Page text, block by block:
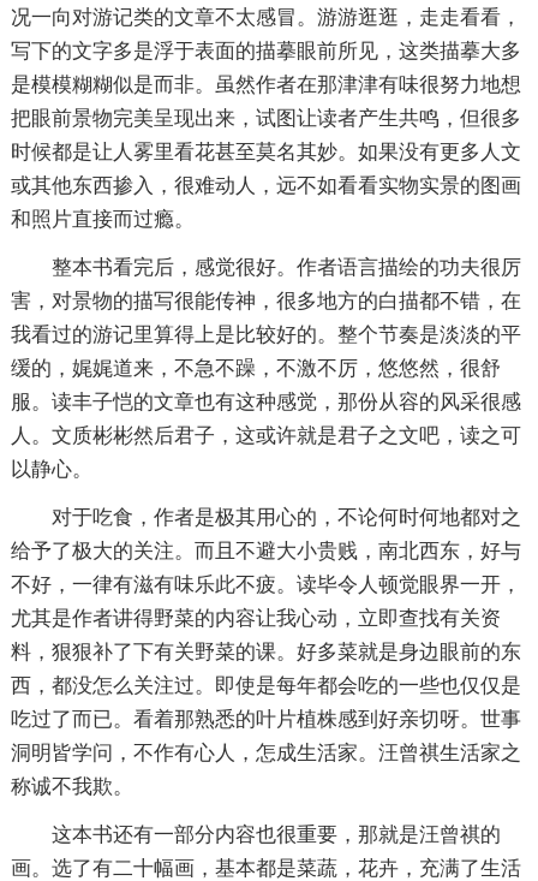
况一向对游记类的文章不太感冒。游游逛逛，走走看看，
写下的文字多是浮于表面的描摹眼前所见，这类描摹大多
是模模糊糊似是而非。虽然作者在那津津有味很努力地想
把眼前景物完美呈现出来，试图让读者产生共鸣，但很多
时候都是让人雾里看花甚至莫名其妙。如果没有更多人文
或其他东西掺入，很难动人，远不如看看实物实景的图画
和照片直接而过瘾。
整本书看完后，感觉很好。作者语言描绘的功夫很厉
害，对景物的描写很能传神，很多地方的白描都不错，在
我看过的游记里算得上是比较好的。整个节奏是淡淡的平
缓的，娓娓道来，不急不躁，不激不厉，悠悠然，很舒
服。读丰子恺的文章也有这种感觉，那份从容的风采很感
人。文质彬彬然后君子，这或许就是君子之文吧，读之可
以静心。
对于吃食，作者是极其用心的，不论何时何地都对之
给予了极大的关注。而且不避大小贵贱，南北西东，好与
不好，一律有滋有味乐此不疲。读毕令人顿觉眼界一开，
尤其是作者讲得野菜的内容让我心动，立即查找有关资
料，狠狠补了下有关野菜的课。好多菜就是身边眼前的东
西，都没怎么关注过。即使是每年都会吃的一些也仅仅是
吃过了而已。看着那熟悉的叶片植株感到好亲切呀。世事
洞明皆学问，不作有心人，怎成生活家。汪曾祺生活家之
称诚不我欺。
这本书还有一部分内容也很重要，那就是汪曾祺的
画。选了有二十幅画，基本都是菜蔬，花卉，充满了生活